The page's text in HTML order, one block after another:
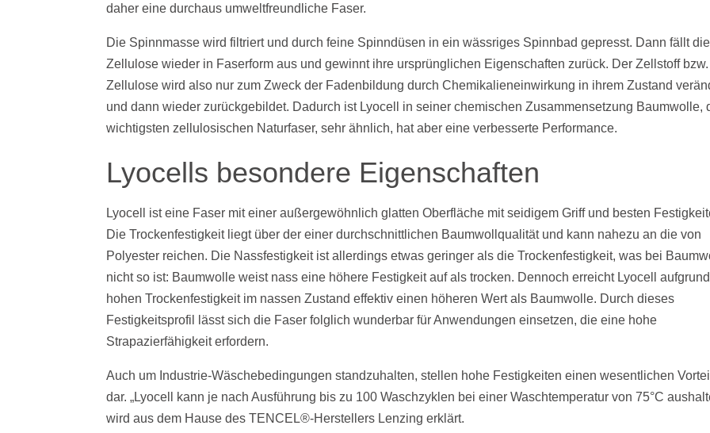
daher eine durchaus umweltfreundliche Faser.
Die Spinnmasse wird filtriert und durch feine Spinndüsen in ein wässriges Spinnbad gepresst. Dann fällt die
Zellulose wieder in Faserform aus und gewinnt ihre ursprünglichen Eigenschaften zurück. Der Zellstoff
Zellulose wird also nur zum Zweck der Fadenbildung durch Chemikalieneinwirkung in ihrem Zustand
und dann wieder zurückgebildet. Dadurch ist Lyocell in seiner chemischen Zusammensetzung Baumwolle,
wichtigsten zellulosischen Naturfaser, sehr ähnlich, hat aber eine verbesserte Performance.
Lyocells besondere Eigenschaften
Lyocell ist eine Faser mit einer außergewöhnlich glatten Oberfläche mit seidigem Griff und besten
Die Trockenfestigkeit liegt über der einer durchschnittlichen Baumwollqualität und kann nahezu an die von
Polyester reichen. Die Nassfestigkeit ist allerdings etwas geringer als die Trockenfestigkeit, was bei
nicht so ist: Baumwolle weist nass eine höhere Festigkeit auf als trocken. Dennoch erreicht Lyocell
hohen Trockenfestigkeit im nassen Zustand effektiv einen höheren Wert als Baumwolle. Durch dieses
Festigkeitsprofil lässt sich die Faser folglich wunderbar für Anwendungen einsetzen, die eine hohe
Strapazierfähigkeit erfordern.
Auch um Industrie-Wäschebedingungen standzuhalten, stellen hohe Festigkeiten einen wesentlichen Vorteil
dar. „Lyocell kann je nach Ausführung bis zu 100 Waschzyklen bei einer Waschtemperatur von 75°C
wird aus dem Hause des TENCEL®-Herstellers Lenzing erklärt.